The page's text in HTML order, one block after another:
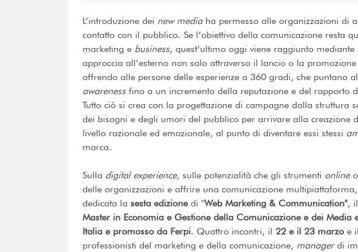
L’introduzione dei new mediaha permesso alle organizzazioni di
contatto con il pubblico. Se l’obiettivo della comunicazione resta
marketing e business, quest’ultimo oggi viene raggiunto mediante
approccia all’esterno non solo attraverso il lancio o la
offrendo alle persone delle esperienze a 360 gradi, che puntano
awarenessfino a un incremento della reputazione e del rapporto
Tutto ciò si crea con la progettazione di campagne dalla struttura
dei bisogni e degli umori del pubblico per arrivare alla creazione
livello razionale ed emozionale, al punto di diventare essi stessi
marca.
Sulla digital experience, sulle potenzialità che gli strumenti online
delle organizzazioni e offrire una comunicazione
dedicata la sesta edizionedi "Web Marketing & Communication",
Master in Economia e Gestione della Comunicazione e dei Media
Italia e promosso da Ferpi. Quattro incontri, il 22 e il 23 marzo e il
professionisti del marketing e della comunicazione, managerdi